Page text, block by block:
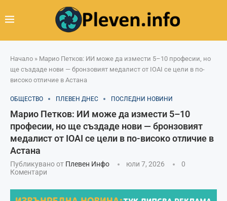
Начало » Марио Петков: ИИ може да измести 5–10 професии, но
ще създаде нови — бронзовият медалист от IOAI се цели в по-
високо отличие в Астана
ОБЩЕСТВО ПЛЕВЕН ДНЕС ПОСЛЕДНИ НОВИНИ
Марио Петков: ИИ може да измести 5–10
професии, но ще създаде нови — бронзовият
медалист от IOAI се цели в по-високо отличие в
Астана
Публикувано от Плевен Инфо юли 7, 2026
0
Коментари